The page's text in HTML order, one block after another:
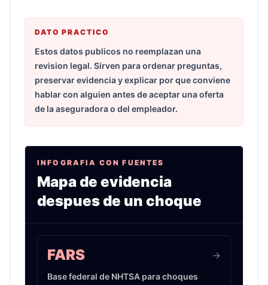
DATO PRACTICO
Estos datos publicos no reemplazan una
revision legal. Sirven para ordenar preguntas,
preservar evidencia y explicar por que conviene
hablar con alguien antes de aceptar una oferta
de la aseguradora o del empleador.
INFOGRAFIA CON FUENTES
Mapa de evidencia
despues de un choque
FARS
Base federal de NHTSA para choques
->